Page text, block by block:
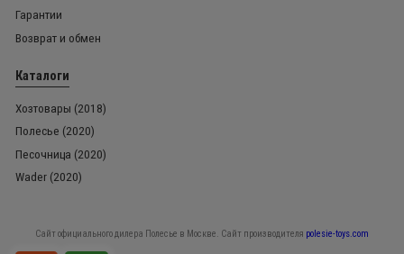
Гарантии
Возврат и обмен
Каталоги
Хозтовары (2018)
Полесье (2020)
Песочница (2020)
Wader (2020)
Сайт официального дилера Полесье в Москве. Сайт производителя polesie-toys.com